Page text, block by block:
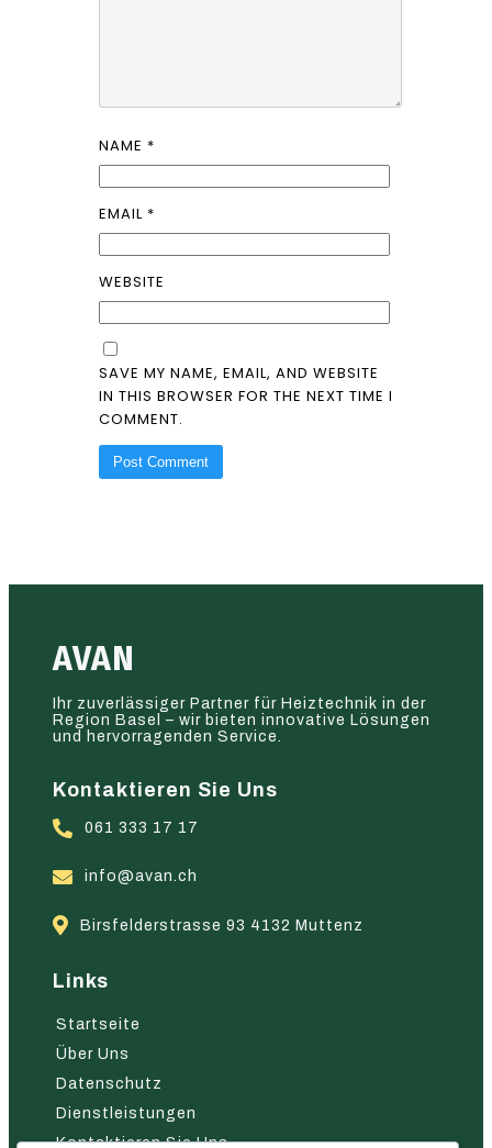
NAME *
EMAIL *
WEBSITE
SAVE MY NAME, EMAIL, AND WEBSITE
IN THIS BROWSER FOR THE NEXT TIME I
COMMENT.
AVAN
Ihr zuverlässiger Partner für Heiztechnik in der
Region Basel – wir bieten innovative Lösungen
und hervorragenden Service.
Kontaktieren Sie Uns
061 333 17 17
info@avan.ch
Birsfelderstrasse 93 4132 Muttenz
Links
Startseite
Über Uns
Datenschutz
Dienstleistungen
Kontaktieren Sie Uns